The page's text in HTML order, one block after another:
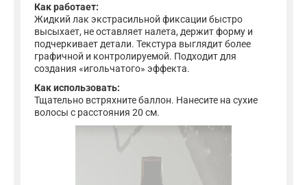
Как работает:
Жидкий лак экстрасильной фиксации быстро
высыхает, не оставляет налета, держит форму и
подчеркивает детали. Текстура выглядит более
графичной и контролируемой. Подходит для
создания «игольчатого» эффекта.
Как использовать:
Тщательно встряхните баллон. Нанесите на сухие
волосы с расстояния 20 см.